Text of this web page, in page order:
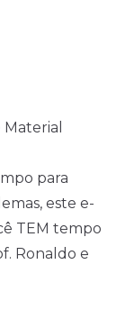
para
este e-
TEM tempo
Ronaldo e